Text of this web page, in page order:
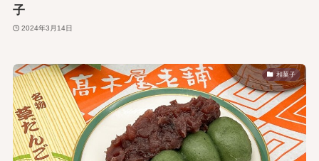
子
2024年3月14日
和菓子